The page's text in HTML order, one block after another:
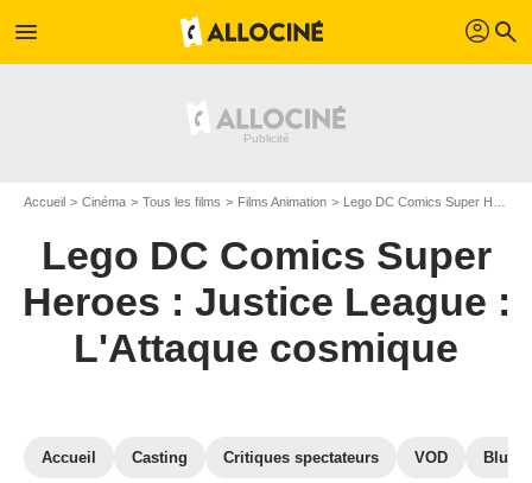
menu profil search
Accueil Cinéma Tous les films Films Animation Lego DC Comics Super Heroes : Justice League : L'Attaque cosmique
Lego DC Comics Super
Heroes : Justice League :
L'Attaque cosmique
Accueil Casting Critiques spectateurs VOD Blu-